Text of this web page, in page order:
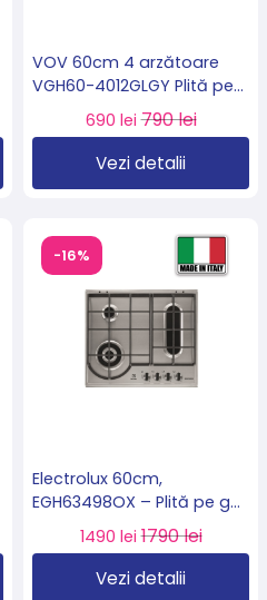
VOV 60cm 4 arzătoare
VGH60-4012GLGY Plită pe
gaz WOK sticlă securizată,
import Slovacia 🇸🇰
690 lei790 lei
Vezi detalii
-16%
Electrolux 60cm,
EGH63498OX – Plită pe gaz
Bridge Burner, 8,7 kW,
grătare fontă, import
Germania 🇩🇪
1490 lei1790 lei
Vezi detalii